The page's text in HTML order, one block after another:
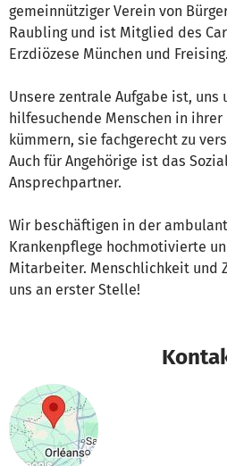
gemeinnütziger Verein von
Raubling und ist Mitglied des
Erzdiözese München und Freising.
Unsere zentrale Aufgabe ist, uns
hilfesuchende Menschen in ihrer
kümmern, sie fachgerecht zu
Auch für Angehörige ist das
Ansprechpartner.
Wir beschäftigen in der
Krankenpflege hochmotivierte
Mitarbeiter. Menschlichkeit und
uns an erster Stelle!